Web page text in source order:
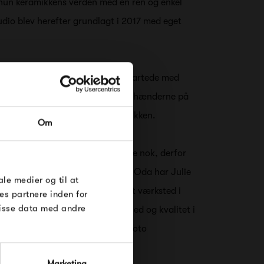
Om
medier og til at
partnere inden for
data med andre
keramikkens verden med en ren og enkel
blev herefter grundlagt i 2017 med eget
i udvikling. Det startede med
stykke keramik er formet med hænderne på
og en autenticitet til keramikken.
er Julies to hænder ikke nok, derfor
den hånddrejdede serie Oda har Julie
produceret på et familiedrevet værksted i
opnået den samme sanselighed og kvalitet i
keramik rummer. Oda og Toto